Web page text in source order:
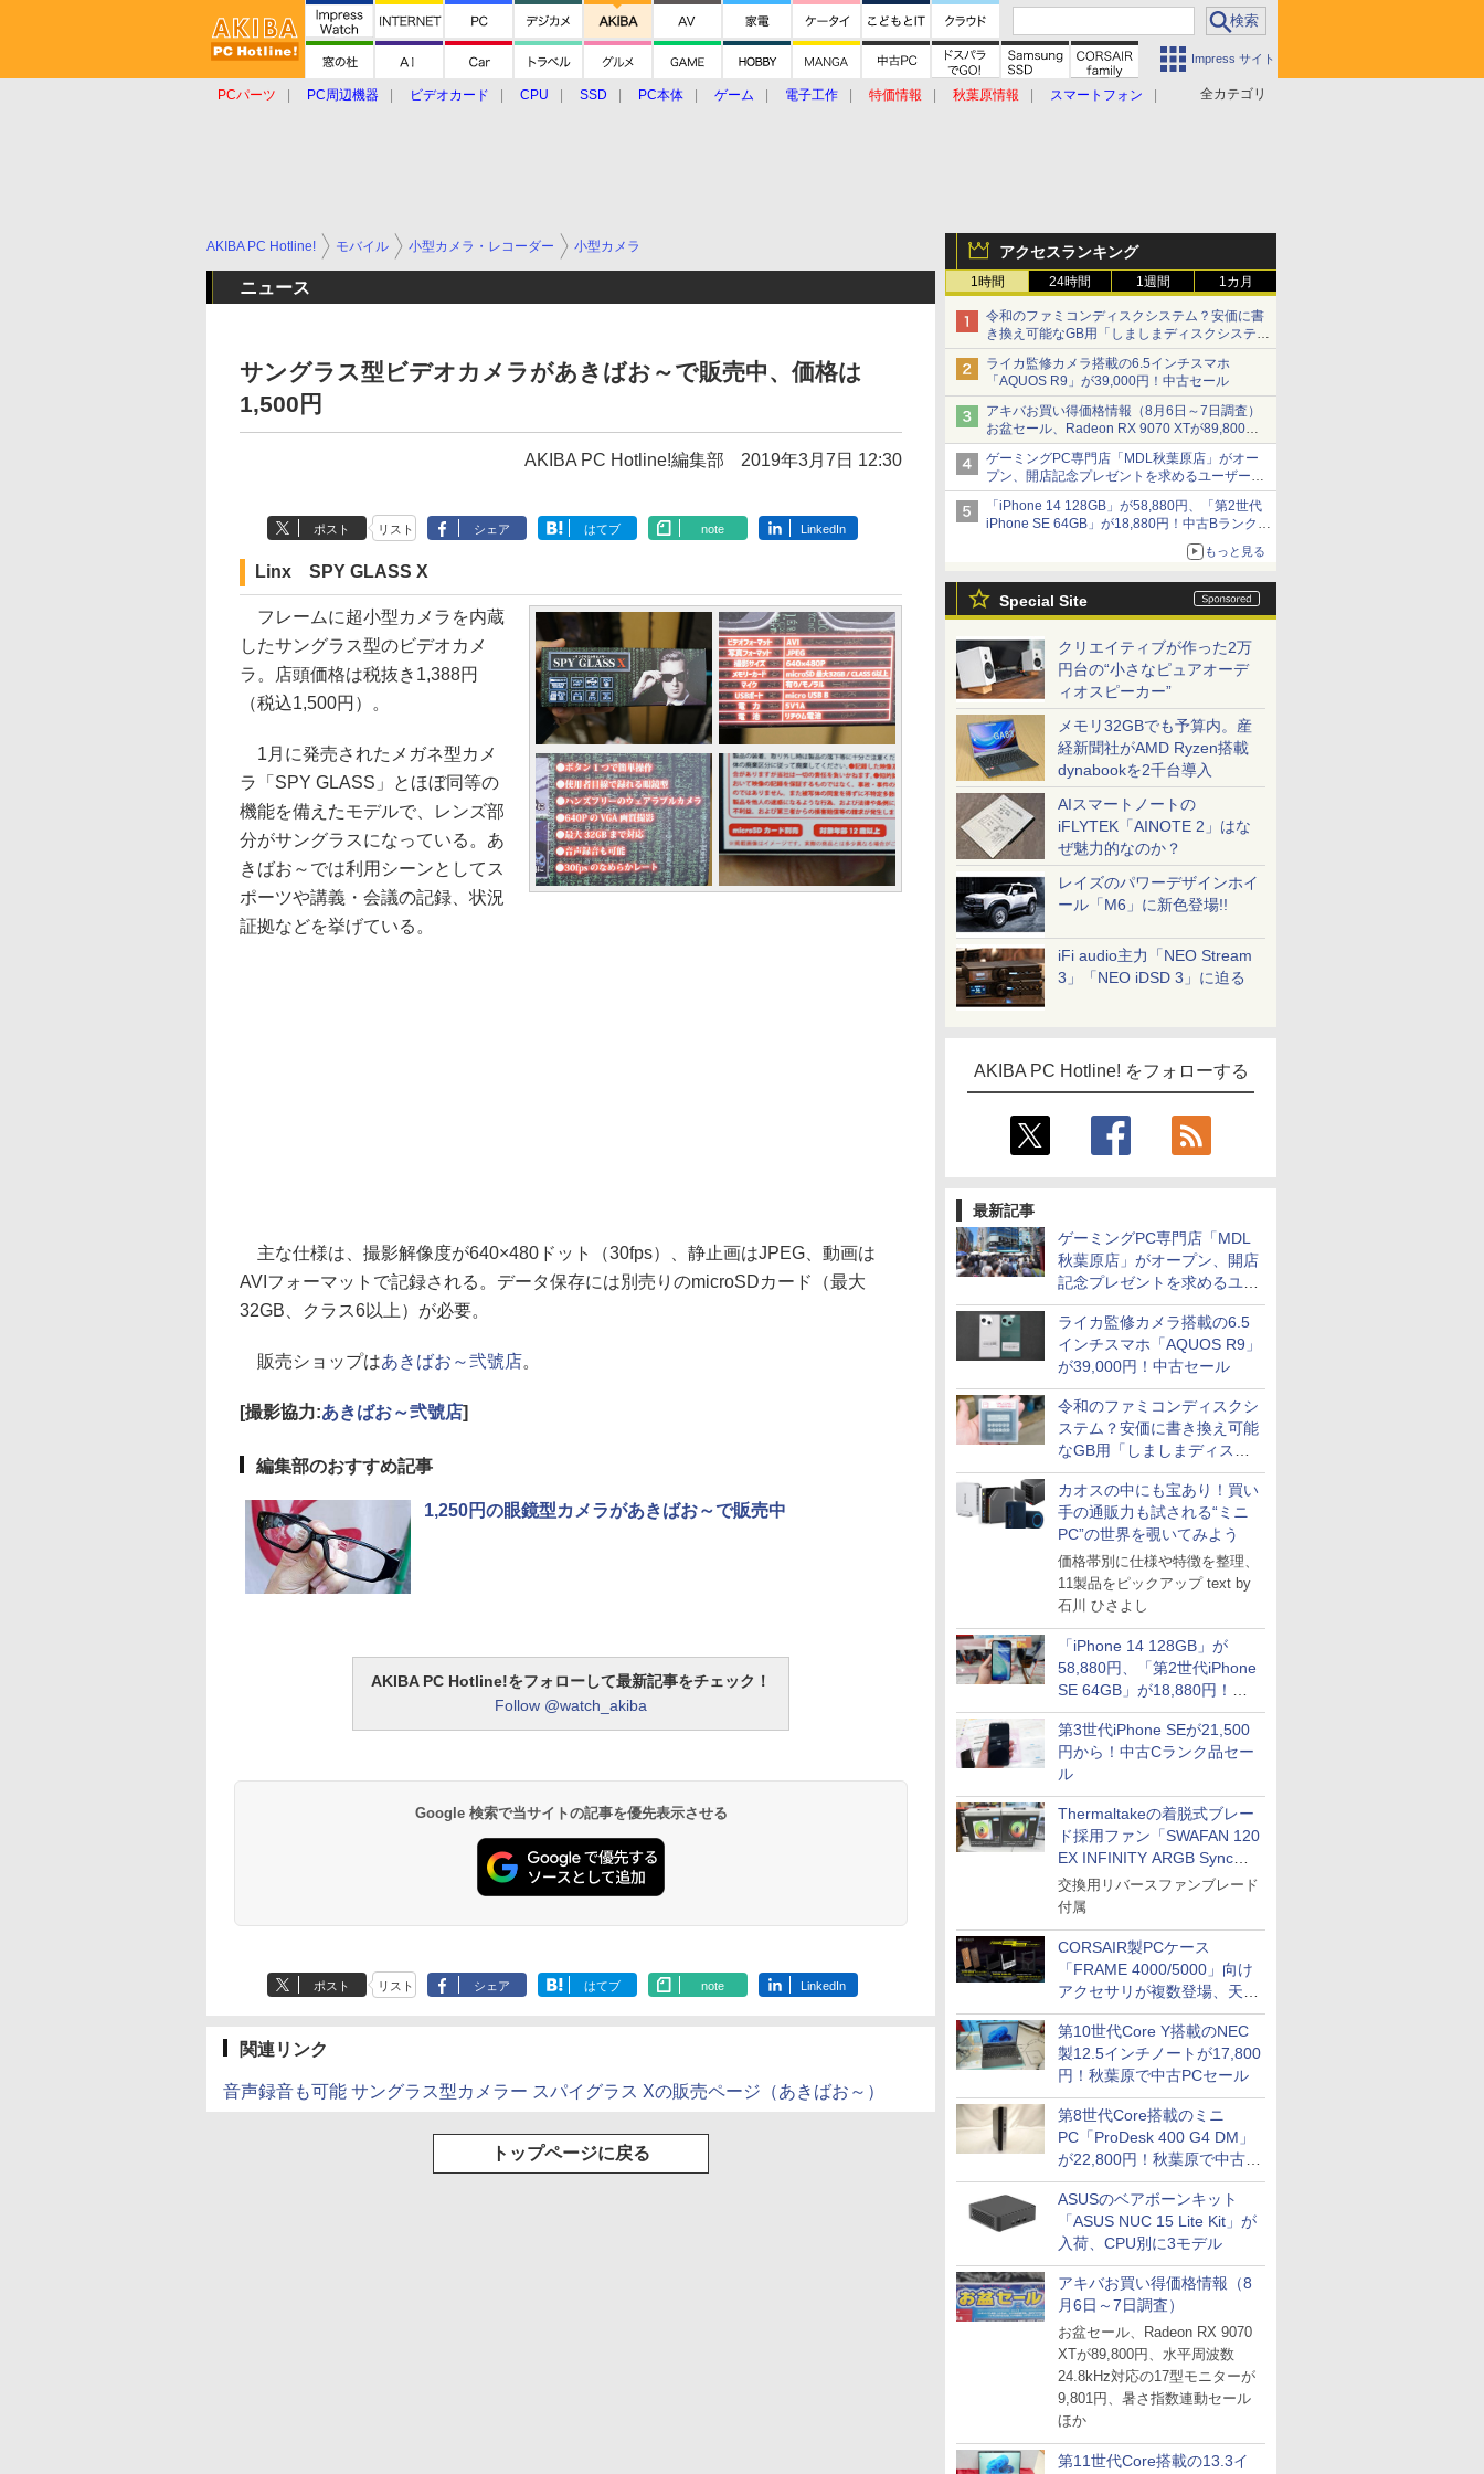
Impress サイト
全カテゴリ
PCパーツ PC周辺機器 ビデオカード CPU SSD PC本体 ゲーム 電子工作 特価情報 秋葉原情報
スマートフォン
アクセスランキング
1時間 24時間 1週間 1カ月
令和のファミコンディスクシステム？安価に書
き換え可能なGB用「しましまディスクシステ
ム」
ライカ監修カメラ搭載の6.5インチスマホ
「AQUOS R9」が39,000円！中古セール
アキバお買い得価格情報（8月6日～7日調査）
お盆セール、Radeon RX 9070 XTが89,800
円、水平周波数24.8kHz対応の17型モニターが
9,801円、暑さ指数連動セール ほか
ゲーミングPC専門店「MDL秋葉原店」がオー
プン、開店記念プレゼントを求めるユーザーが
押し寄せ長蛇の列に
「iPhone 14 128GB」が58,880円、「第2世代
iPhone SE 64GB」が18,880円！中古Bランク品
もっと見る
Special Site
クリエイティブが作った2万
円台の“小さなピュアオーデ
ィオスピーカー”
メモリ32GBでも予算内。産
経新聞社がAMD Ryzen搭載
dynabookを2千台導入
AIスマートノートの
iFLYTEK「AINOTE 2」はな
ぜ魅力的なのか？
レイズのパワーデザインホイ
ール「M6」に新色登場!!
iFi audio主力「NEO Stream
3」「NEO iDSD 3」に迫る
AKIBA PC Hotline! をフォローする
最新記事
ゲーミングPC専門店「MDL
秋葉原店」がオープン、開店
記念プレゼントを求めるユー
ザーが押し寄せ長蛇の列に
ライカ監修カメラ搭載の6.5
インチスマホ「AQUOS R9」
が39,000円！中古セール
令和のファミコンディスクシ
ステム？安価に書き換え可能
なGB用「しましまディスク
システム」
カオスの中にも宝あり！買い
手の通販力も試される“ミニ
PC”の世界を覗いてみよう
価格帯別に仕様や特徴を整理、
11製品をピックアップ text by
石川 ひさよし
「iPhone 14 128GB」が
58,880円、「第2世代iPhone
SE 64GB」が18,880円！中
古Bランク品セール
第3世代iPhone SEが21,500
円から！中古Cランク品セー
ル
Thermaltakeの着脱式ブレー
ド採用ファン「SWAFAN 120
EX INFINITY ARGB Sync」
に単品パッケージ
交換用リバースファンブレード
付属
CORSAIR製PCケース
「FRAME 4000/5000」向け
アクセサリが複数登場、天然
木製パネルや背面コネクタ対
応トレイなど
第10世代Core Y搭載のNEC
製12.5インチノートが17,800
円！秋葉原で中古PCセール
第8世代Core搭載のミニ
PC「ProDesk 400 G4 DM」
が22,800円！秋葉原で中古
PCセール
ASUSのベアボーンキット
「ASUS NUC 15 Lite Kit」が
入荷、CPU別に3モデル
アキバお買い得価格情報（8
月6日～7日調査）
お盆セール、Radeon RX 9070
XTが89,800円、水平周波数
24.8kHz対応の17型モニターが
9,801円、暑さ指数連動セール
ほか
第11世代Core搭載の13.3イ
AKIBA PC Hotline! モバイル 小型カメラ・レコーダー 小型カメラ
ニュース
サングラス型ビデオカメラがあきばお～で販売中、価格は
1,500円
AKIBA PC Hotline!編集部 2019年3月7日 12:30
ポスト リスト シェア はてブ note LinkedIn
Linx SPY GLASS X
フレームに超小型カメラを内蔵
したサングラス型のビデオカメ
ラ。店頭価格は税抜き1,388円
（税込1,500円）。
1月に発売されたメガネ型カメ
ラ「SPY GLASS」とほぼ同等の
機能を備えたモデルで、レンズ部
分がサングラスになっている。あ
きばお～では利用シーンとしてス
ポーツや講義・会議の記録、状況
証拠などを挙げている。
主な仕様は、撮影解像度が640×480ドット（30fps）、静止画はJPEG、動画は
AVIフォーマットで記録される。データ保存には別売りのmicroSDカード（最大
32GB、クラス6以上）が必要。
販売ショップはあきばお～弐號店。
[撮影協力:あきばお～弐號店]
編集部のおすすめ記事
1,250円の眼鏡型カメラがあきばお～で販売中
AKIBA PC Hotline!をフォローして最新記事をチェック！
Follow @watch_akiba
Google 検索で当サイトの記事を優先表示させる
ポスト リスト シェア はてブ note LinkedIn
関連リンク
音声録音も可能 サングラス型カメラー スパイグラス Xの販売ページ（あきばお～）
トップページに戻る